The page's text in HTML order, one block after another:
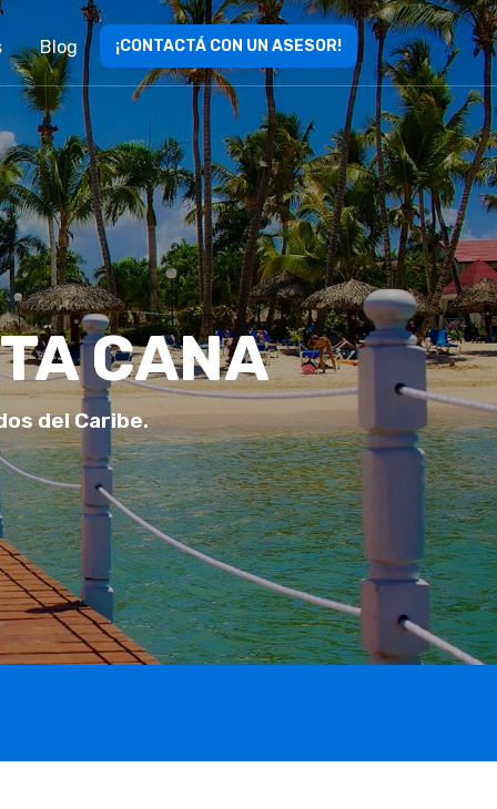
Blog ¡CONTACTÁ CON UN ASESOR!
CANA
del Caribe.